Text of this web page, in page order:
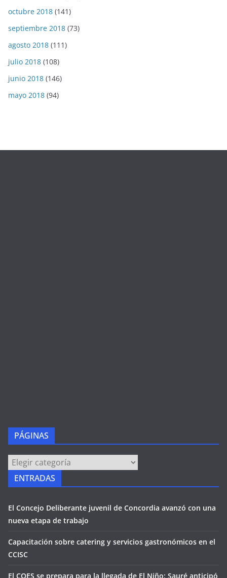
octubre 2018 (141)
septiembre 2018 (73)
agosto 2018 (111)
julio 2018 (108)
junio 2018 (146)
mayo 2018 (94)
PÁGINAS
PÁGINAS
ENTRADAS
El Concejo Deliberante juvenil de Concordia avanzó con una
nueva etapa de trabajo
Capacitación sobre catering y servicios gastronómicos en el
CCISC
El COES se prepara para la llegada de El Niño: Sauré anticipó